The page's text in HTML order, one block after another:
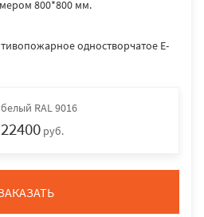
одностворчатое E-
белый RAL 9016
22400 руб.